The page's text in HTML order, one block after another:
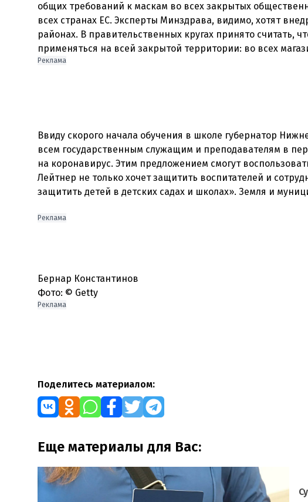
общих требований к маскам во всех закрытых
всех странах ЕС. Эксперты Минздрава, видимо, хотят
районах. В правительственных кругах принято считать,
применяться на всей закрытой территории: во всех
Реклама
Ввиду скорого начала обучения в школе губернатор
всем государственным служащим и преподавателям в
на коронавирус. Этим предложением смогут
Лейтнер не только хочет защитить воспитателей и
защитить детей в детских садах и школах». Земля и
Реклама
Бернар Константинов
Фото: © Getty
Реклама
Поделитесь материалом:
Еще материалы для Вас: